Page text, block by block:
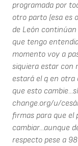
programada por
otro parto (esa es
de León
que tengo
momento voy a
siquiera estar con
estará el q en otra
que esto
change.org/u/
firmas para que el
cambiar...aunque
respecto pese a